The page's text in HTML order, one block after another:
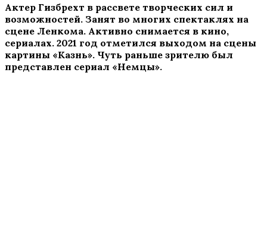
Актер Гизбрехт в рассвете творческих сил и
возможностей. Занят во многих спектаклях на
сцене Ленкома. Активно снимается в кино,
сериалах. 2021 год отметился выходом на сцены
картины «Казнь». Чуть раньше зрителю был
представлен сериал «Немцы».